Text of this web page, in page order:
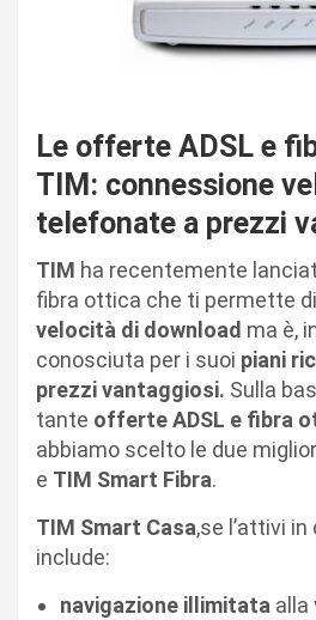
Le offerte ADSL e
TIM: connessione
telefonate a prezzi
TIM ha recentemente
fibra ottica che ti permette
velocità di download ma è,
conosciuta per i suoi piani
prezzi vantaggiosi. Sulla
tante offerte ADSL e fibra
abbiamo scelto le due
e TIM Smart Fibra.
TIM Smart Casa,se l’attivi
include:
navigazione illimitata alla